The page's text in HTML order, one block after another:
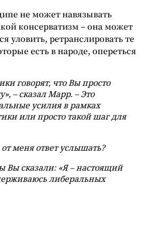
не может навязывать
консерватизм – она может
уловить, ретранслировать те
есть в народе, опереться
говорят, что Вы просто
– сказал Марр. – Это
усилия в рамках
или просто такой шаг для
меня ответ услышать?
Вы сказали: «Я – настоящий
либеральных